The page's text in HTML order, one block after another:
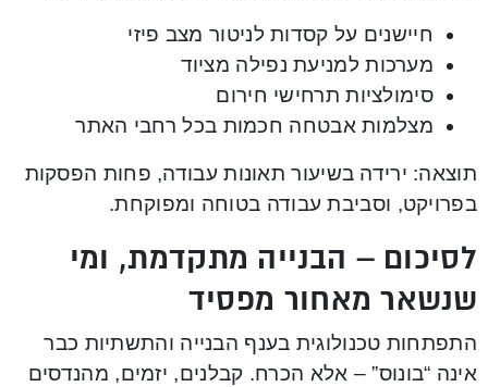
חיישנים על קסדות לניטור מצב פיזי
מערכות למניעת נפילה מציוד
סימולציות תרחישי חירום
מצלמות אבטחה חכמות בכל רחבי האתר
תוצאה: ירידה בשיעור תאונות עבודה, פחות הפסקות
בפרויקט, וסביבת עבודה בטוחה ומפוקחת.
לסיכום – הבנייה מתקדמת, ומי
שנשאר מאחור מפסיד
התפתחות טכנולוגית בענף הבנייה והתשתיות כבר
אינה “בונוס” – אלא הכרח. קבלנים, יזמים, מהנדסים